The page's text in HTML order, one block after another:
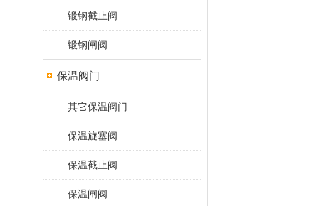
锻钢截止阀
锻钢闸阀
保温阀门
其它保温阀门
保温旋塞阀
保温截止阀
保温闸阀